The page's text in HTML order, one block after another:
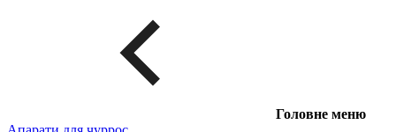
Головне меню